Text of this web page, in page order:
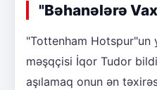
"Bəhanələrə
"Tottenham Hotspur"un
məşqçisi İqor Tudor
aşılamaq onun ən